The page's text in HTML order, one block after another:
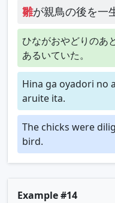
雛が親鳥の後を一
ひながおやどりのあ
あるいていた。
Hina ga oyadori no
aruite ita.
The chicks were
bird.
Example #14